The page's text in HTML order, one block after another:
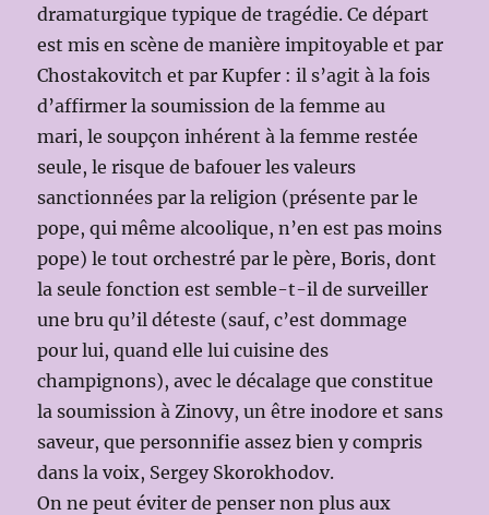
dramaturgique typique de tragédie. Ce départ
est mis en scène de manière impitoyable et par
Chostakovitch et par Kupfer : il s’agit à la fois
d’affirmer la soumission de la femme au
mari, le soupçon inhérent à la femme restée
seule, le risque de bafouer les valeurs
sanctionnées par la religion (présente par le
pope, qui même alcoolique, n’en est pas moins
pope) le tout orchestré par le père, Boris, dont
la seule fonction est semble-t-il de surveiller
une bru qu’il déteste (sauf, c’est dommage
pour lui, quand elle lui cuisine des
champignons), avec le décalage que constitue
la soumission à Zinovy, un être inodore et sans
saveur, que personnifie assez bien y compris
dans la voix, Sergey Skorokhodov.
On ne peut éviter de penser non plus aux